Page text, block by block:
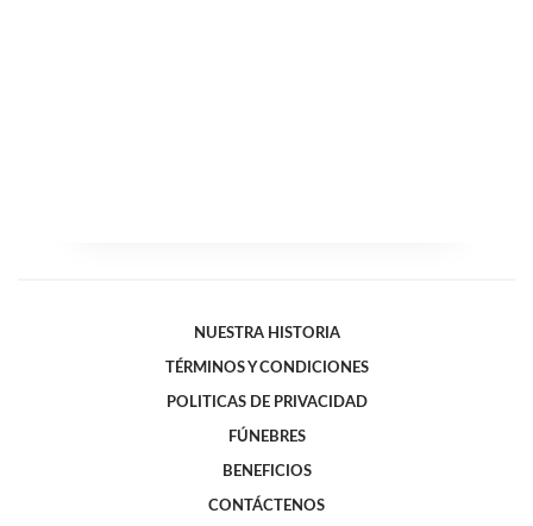
NUESTRA HISTORIA
TÉRMINOS Y CONDICIONES
POLITICAS DE PRIVACIDAD
FÚNEBRES
BENEFICIOS
CONTÁCTENOS